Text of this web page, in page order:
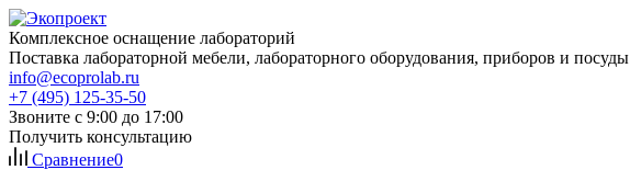
Комплексное оснащение лабораторий
Поставка лабораторной мебели, лабораторного оборудования, приборов и посуды
info@ecoprolab.ru
+7 (495) 125-35-50
Звоните с 9:00 до 17:00
Получить консультацию
Сравнение0